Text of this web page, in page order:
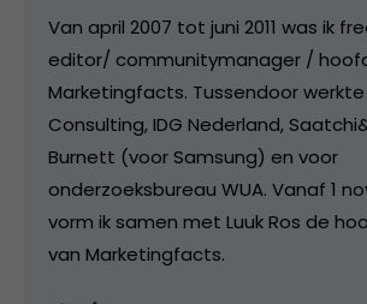
Van april 2007 tot juni 2011 was ik
editor/ communitymanager /
Marketingfacts. Tussendoor werkte
Consulting, IDG Nederland,
Burnett (voor Samsung) en voor
onderzoeksbureau WUA. Vanaf 1
vorm ik samen met Luuk Ros de
van Marketingfacts.